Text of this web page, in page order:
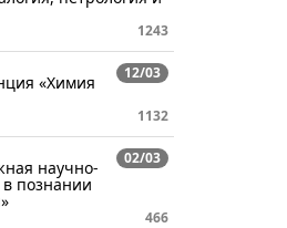
1243
12/03
«Химия
1132
02/03
научно-
познании
466